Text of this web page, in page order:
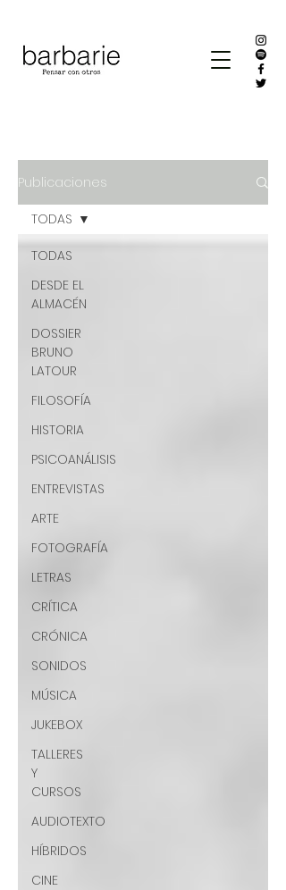
Publicaciones
TODAS
DESDE EL
ALMACÉN
DOSSIER
BRUNO
LATOUR
FILOSOFÍA
HISTORIA
PSICOANÁLISIS
ENTREVISTAS
ARTE
FOTOGRAFÍA
LETRAS
CRÍTICA
CRÓNICA
SONIDOS
MÚSICA
JUKEBOX
TALLERES
Y
CURSOS
AUDIOTEXTO
HÍBRIDOS
CINE
TODAS